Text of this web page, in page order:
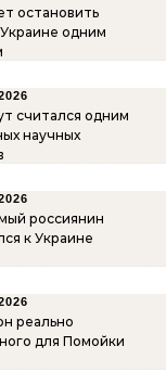
остановить
одним
считался одним
научных
россиянин
к Украине
реально
для Помойки